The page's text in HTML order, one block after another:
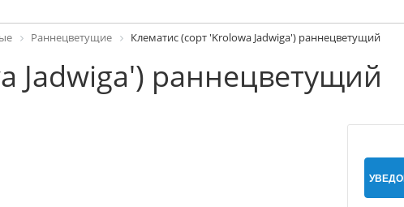
Раннецветущие Клематис (сорт 'Krolowa Jadwiga') раннецветущий
Jadwiga') раннецветущий